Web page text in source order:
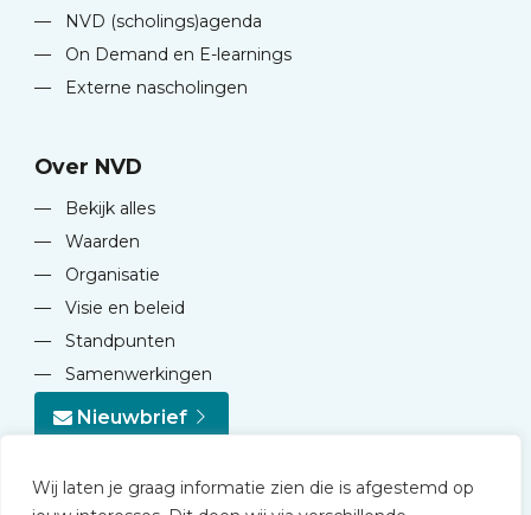
Wij laten je graag informatie zien die is afgestemd op
—
NVD (scholings)agenda
—
On Demand en E-learnings
—
Externe nascholingen
Over NVD
—
Bekijk alles
—
Waarden
—
Organisatie
—
Visie en beleid
—
Standpunten
—
Samenwerkingen
Nieuwbrief